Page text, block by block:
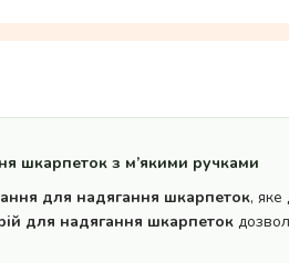
шкарпеток з м’якими ручками
для надягання шкарпеток,
для надягання шкарпеток